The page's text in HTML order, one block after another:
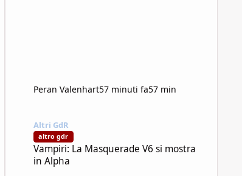
Peran Valenhart57 minuti fa57 min
Altri GdR
altro gdr
Vampiri: La Masquerade V6 si mostra
in Alpha